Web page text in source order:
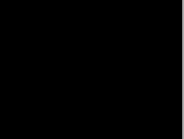
serie In the Dark